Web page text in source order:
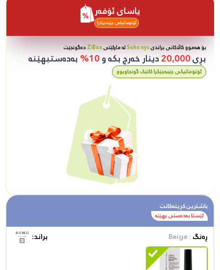
یاسای ئۆفەر
ئۆتۆماتیکی جێبەجێکرا
بۆ هەموو کاڵاکانی براندیSoho nycلە مارکێتیZiBox دەگونجێت
بڕی20,000دینار خەرج بکە و10% بەدەستبهێنە
ئۆتۆماتیکی جێبەجێکرا کاتێک گونجاوبوو
باشترین کڕینەکانت
ئێستا بەدەستی بهێنە
ڕەنگ: Beige براند: